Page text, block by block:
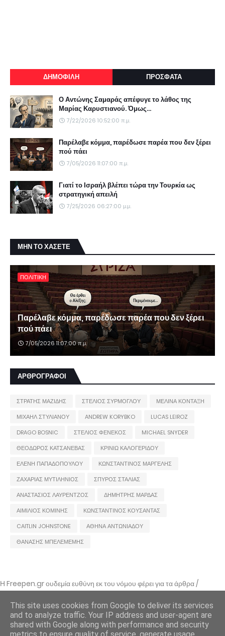
ΔΗΜΟΦΙΛΗ ΠΡΟΣΦΑΤΑ
Ο Αντώνης Σαμαράς απέφυγε το λάθος της
Μαρίας Καρυστιανού. Όμως...
7/22/2026 10:52:00 π.μ.
Παρέλαβε κόμμα, παρέδωσε παρέα που δεν ξέρει
πού πάει
7/05/2026 11:07:00 π.μ.
Γιατί το Ισραήλ βλέπει τώρα την Τουρκία ως
στρατηγική απειλή
7/25/2026 06:27:00 μ.μ.
ΜΗΝ ΤΟ ΧΑΣΕΤΕ
ΠΟΛΙΤΙΚΗ
Παρέλαβε κόμμα, παρέδωσε παρέα που δεν ξέρει
πού πάει
7/05/2026 11:07:00 π.μ.
ΑΡΘΡΟΓΡΑΦΟΙ
ΣΤΡΑΤΗΣ ΜΑΖΙΔΗΣ ΣΤΕΛΙΟΣ ΣΥΡΜΟΓΛΟΥ
ΜΕΛΙΝΑ ΚΟΝΤΑΞΗ
ΜΙΧΑΗΛ ΣΤΥΛΙΑΝΟΥ
ANDREW KORYBKO
LUCAS LEIROZ
DRAGO BOSNIC
ΣΤΕΛΙΟΣ ΦΕΝΕΚΟΣ
MICHAEL SNYDER
ΘΕΟΔΩΡΟΣ ΚΑΤΣΑΝΕΒΑΣ
ΚΡΙΝΙΩ ΚΑΛΟΓΕΡΙΔΟΥ
ΕΛΕΝΗ ΠΑΠΑΔΟΠΟΥΛΟΥ
ΚΩΝΣΤΑΝΤΙΝΟΣ ΜΑΡΓΕΛΗΣ
ΖΑΧΑΡΙΑΣ ΜΥΤΙΛΗΝΙΟΣ
ΣΠΥΡΟΣ ΣΤΑΛΙΑΣ
ΑΝΑΣΤΑΣΙΟΣ ΛΑΥΡΕΝΤΖΟΣ
ΔΗΜΗΤΡΗΣ ΜΑΡΔΑΣ
ΑΙΜΙΛΙΟΣ ΚΟΜΙΝΗΣ
ΚΩΝΣΤΑΝΤΙΝΟΣ ΚΟΥΣΑΝΤΑΣ
CAITLIN JOHNSTONE
ΑΘΗΝΑ ΑΝΤΩΝΙΑΔΟΥ
ΘΑΝΑΣΗΣ ΜΠΕΛΕΜΕΜΗΣ
Η Freepen.gr ουδεμία ευθύνη εκ του νόμου φέρει για τα άρθρα /
αναρτήσεις που δημοσιεύονται και απηχούν τις απόψεις των συντακτών
τους και δε σημαίνει πως τα υιοθετεί. Σε περίπτωση που θεωρείτε πως
θίγεστε από κάποιο εξ αυτών ή ότι υπάρχει κάποιο σφάλμα,
επικοινωνήστε μέσω e-mail
This site uses cookies from Google to deliver its services
and to analyze traffic. Your IP address and user-agent are
shared with Google along with performance and security